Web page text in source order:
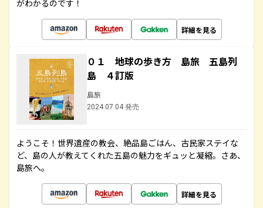
がわかるのです！
詳細を見る
０１ 地球の歩き方 島旅 五島列
島 ４訂版
島旅
2024.07.04 発売
ようこそ！世界遺産の教会、絶品島ごはん、古民家ステイな
ど、島の人が教えてくれた五島の魅力をギュッと凝縮。さあ、
島旅へ。
詳細を見る